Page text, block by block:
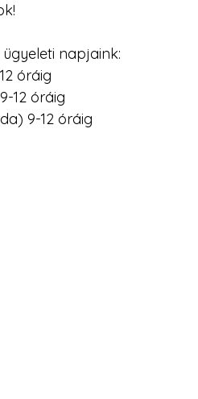
napjaink:
óráig
12 óráig
9-12 óráig